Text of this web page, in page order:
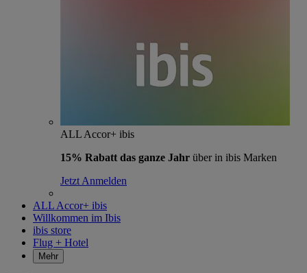
ALL Accor+ ibis
15% Rabatt das ganze Jahr über in ibis Marken
Jetzt Anmelden
ALL Accor+ ibis
Willkommen im Ibis
ibis store
Flug + Hotel
Mehr